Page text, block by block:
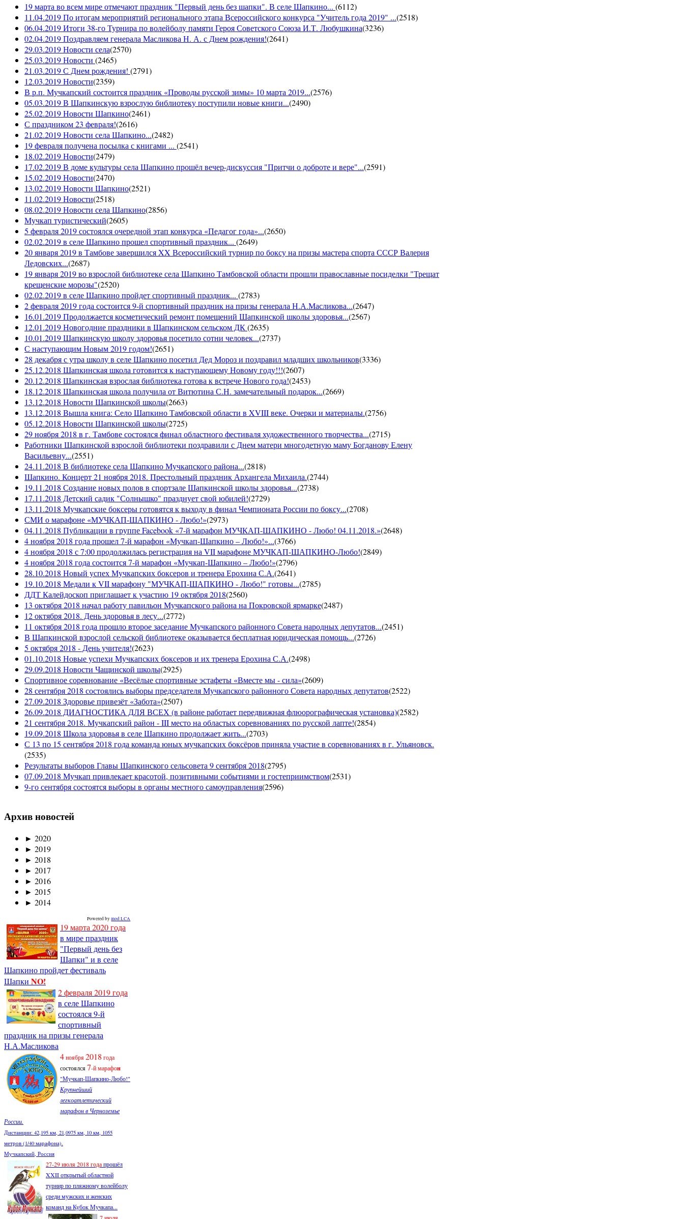
19 марта во всем мире отмечают праздник "Первый день без шапки". В селе Шапкино... (6112)
11.04.2019 По итогам мероприятий регионального этапа Всероссийского конкурса "Учитель года 2019" ...(2518)
06.04.2019 Итоги 38-го Турнира по волейболу памяти Героя Советского Союза И.Т. Любушкина(3236)
02.04.2019 Поздравляем генерала Масликова Н. А. с Днем рождения!(2641)
29.03.2019 Новости села(2570)
25.03.2019 Новости (2465)
21.03.2019 С Днем рождения! (2791)
12.03.2019 Новости(2359)
В р.п. Мучкапский состоится праздник «Проводы русской зимы» 10 марта 2019...(2576)
05.03.2019 В Шапкинскую взрослую библиотеку поступили новые книги...(2490)
25.02.2019 Новости Шапкино(2461)
С праздником 23 февраля!(2616)
21.02.2019 Новости села Шапкино...(2482)
19 февраля получена посылка с книгами ... (2541)
18.02.2019 Новости(2479)
17.02.2019 В доме культуры села Шапкино прошёл вечер-дискуссия "Притчи о доброте и вере"...(2591)
15.02.2019 Новости(2470)
13.02.2019 Новости Шапкино(2521)
11.02.2019 Новости(2518)
08.02.2019 Новости села Шапкино(2856)
Мучкап туристический(2605)
5 февраля 2019 состоялся очередной этап конкурса «Педагог года»...(2650)
02.02.2019 в селе Шапкино прошел спортивный праздник... (2649)
20 января 2019 в Тамбове завершился XX Всероссийский турнир по боксу на призы мастера спорта СССР Валерия
Ледовских...(2687)
19 января 2019 во взрослой библиотеке села Шапкино Тамбовской области прошли православные посиделки "Трещат
крещенские морозы"(2520)
02.02.2019 в селе Шапкино пройдет спортивный праздник... (2783)
2 февраля 2019 года состоится 9-й спортивный праздник на призы генерала Н.А.Масликова...(2647)
16.01.2019 Продолжается косметический ремонт помещений Шапкинской школы здоровья...(2567)
12.01.2019 Новогодние праздники в Шапкинском сельском ДК(2635)
10.01.2019 Шапкинскую школу здоровья посетило сотни человек...(2737)
С наступающим Новым 2019 годом!(2651)
28 декабря с утра школу в селе Шапкино посетил Дед Мороз и поздравил младших школьников(3336)
25.12.2018 Шапкинская школа готовится к наступающему Новому году!!!(2607)
20.12.2018 Шапкинская взрослая библиотека готова к встрече Нового года!(2453)
18.12.2018 Шапкинская школа получила от Витютина С.Н. замечательный подарок...(2669)
13.12.2018 Новости Шапкинской школы(2663)
13.12.2018 Вышла книга: Село Шапкино Тамбовской области в XVIII веке. Очерки и материалы.(2756)
05.12.2018 Новости Шапкинской школы(2725)
29 ноября 2018 в г. Тамбове состоялся финал областного фестиваля художественного творчества...(2715)
Работники Шапкинской взрослой библиотеки поздравили с Днем матери многодетную маму Богданову Елену
Васильевну...(2551)
24.11.2018 В библиотеке села Шапкино Мучкапского района...(2818)
Шапкино. Концерт 21 ноября 2018. Престольный праздник Архангела Михаила.(2744)
19.11.2018 Создание новых полов в спортзале Шапкинской школы здоровья...(2738)
17.11.2018 Детский садик "Солнышко" празднует свой юбилей!(2729)
13.11.2018 Мучкапские боксеры готовятся к выходу в финал Чемпионата России по боксу...(2708)
СМИ о марафоне «МУЧКАП-ШАПКИНО - Любо!»(2973)
04.11.2018 Публикации в группе Facebook «7-й марафон МУЧКАП-ШАПКИНО - Любо! 04.11.2018.»(2648)
4 ноября 2018 года прошел 7-й марафон «Мучкап-Шапкино – Любо!»...(3766)
4 ноября 2018 с 7:00 продолжилась регистрация на VII марафоне МУЧКАП-ШАПКИНО-Любо!(2849)
4 ноября 2018 года состоится 7-й марафон «Мучкап-Шапкино – Любо!»(2796)
28.10.2018 Новый успех Мучкапских боксеров и тренера Ерохина С.А.(2641)
19.10.2018 Медали к VII марафону "МУЧКАП-ШАПКИНО - Любо!" готовы...(2785)
ДДТ Калейдоскоп приглашает к участию 19 октября 2018(2560)
13 октября 2018 начал работу павильон Мучкапского района на Покровской ярмарке(2487)
12 октября 2018. День здоровья в лесу...(2772)
11 октября 2018 года прошло второе заседание Мучкапского районного Совета народных депутатов...(2451)
В Шапкинской взрослой сельской библиотеке оказывается бесплатная юридическая помощь...(2726)
5 октября 2018 - День учителя!(2623)
01.10.2018 Новые успехи Мучкапских боксеров и их тренера Ерохина С.А.(2498)
29.09.2018 Новости Чащинской школы(2925)
Спортивное соревнование «Весёлые спортивные эстафеты «Вместе мы - сила»(2609)
28 сентября 2018 состоялись выборы председателя Мучкапского районного Совета народных депутатов(2522)
27.09.2018 Здоровье привезёт «Забота»(2507)
26.09.2018 ДИАГНОСТИКА ДЛЯ ВСЕХ (в районе работает передвижная флюорографическая установка)(2582)
21 сентября 2018. Мучкапский район - III место на областых соревнованиях по русской лапте!(2854)
19.09.2018 Школа здоровья в селе Шапкино продолжает жить...(2703)
С 13 по 15 сентября 2018 года команда юных мучкапских боксёров приняла участие в соревнованиях в г. Ульяновск.
(2535)
Результаты выборов Главы Шапкинского сельсовета 9 сентября 2018(2795)
07.09.2018 Мучкап привлекает красотой, позитивными событиями и гостеприимством(2531)
9-го сентября состоятся выборы в органы местного самоуправления(2596)
Архив новостей
► 2020
► 2019
► 2018
► 2017
► 2016
► 2015
► 2014
Powered bymod LCA
19 марта 2020 года
в мире праздник
"Первый день без
Шапки" и в селе
Шапкино пройдет фестиваль
Шапки NO!
2 февраля 2019 года
в селе Шапкино
состоялся 9-й
спортивный
праздник на призы генерала
Н.А.Масликова
4ноября2018 года
состоялся7-й марафон
"Мучкап-Шапкино-Любо!"
Крупнейший
легкоатлетический
марафон в Черноземье
России.
Дистанции: 42,195 км, 21,0975 км, 10 км, 1055
метров (1/40 марафона).
Мучкапский, Россия
27-29 июля 2018 годапрошёл
XXII открытый областной
турнир по пляжному волейболу
среди мужских и женских
команд на Кубок Мучкапа...